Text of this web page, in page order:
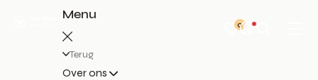
Menu
Terug
Over ons
0